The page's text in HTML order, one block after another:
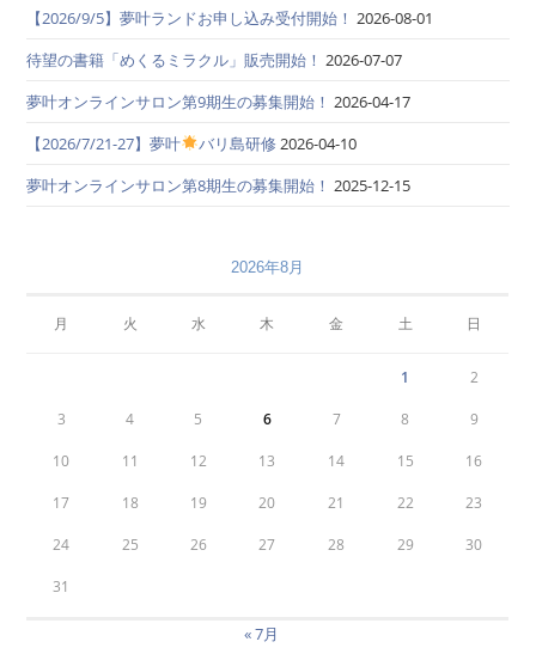
【2026/9/5】夢叶ランドお申し込み受付開始！ 2026-08-01
待望の書籍「めくるミラクル」販売開始！ 2026-07-07
夢叶オンラインサロン第9期生の募集開始！ 2026-04-17
【2026/7/21-27】夢叶
バリ島研修2026-04-10
夢叶オンラインサロン第8期生の募集開始！ 2025-12-15
2026年8月
月 火 水 木 金 土 日
1 2
3 4 5 6 7 8 9
10 11 12 13 14 15 16
17 18 19 20 21 22 23
24 25 26 27 28 29 30
31
« 7月